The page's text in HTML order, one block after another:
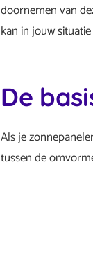
doornemen van
kan in jouw
De
Als je
tussen de